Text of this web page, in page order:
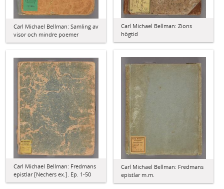
Carl Michael Bellman: Zions
högtid
Carl Michael Bellman: Samling av
visor och mindre poemer
Carl Michael Bellman: Fredmans
epistlar m.m.
Carl Michael Bellman: Fredmans
epistlar [Nechers ex.]. Ep. 1-50